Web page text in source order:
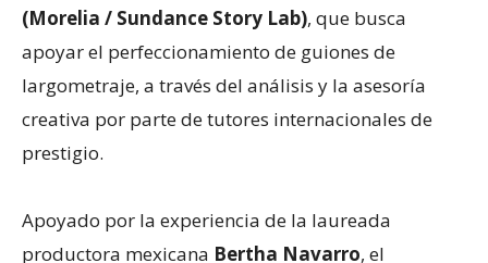
(Morelia / Sundance Story Lab), que busca
apoyar el perfeccionamiento de guiones de
largometraje, a través del análisis y la asesoría
creativa por parte de tutores internacionales de
prestigio.
Apoyado por la experiencia de la laureada
productora mexicana Bertha Navarro, el